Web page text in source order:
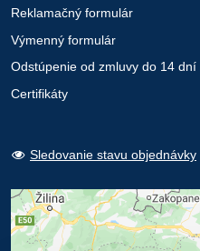
Reklamačný formulár
Výmenný formulár
Odstúpenie od zmluvy do 14
Certifikáty
Sledovanie stavu objednávky